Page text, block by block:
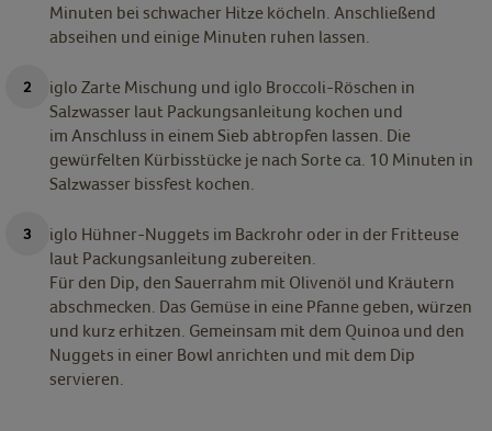
Minuten bei schwacher Hitze köcheln. Anschließend
abseihen und einige Minuten ruhen lassen.
iglo Zarte Mischung und iglo Broccoli-Röschen in
Salzwasser laut Packungsanleitung kochen und
im Anschluss in einem Sieb abtropfen lassen. Die
gewürfelten Kürbisstücke je nach Sorte ca. 10 Minuten in
Salzwasser bissfest kochen.
iglo Hühner-Nuggets im Backrohr oder in der Fritteuse
laut Packungsanleitung zubereiten.
Für den Dip, den Sauerrahm mit Olivenöl und Kräutern
abschmecken. Das Gemüse in eine Pfanne geben, würzen
und kurz erhitzen. Gemeinsam mit dem Quinoa und den
Nuggets in einer Bowl anrichten und mit dem Dip
servieren.